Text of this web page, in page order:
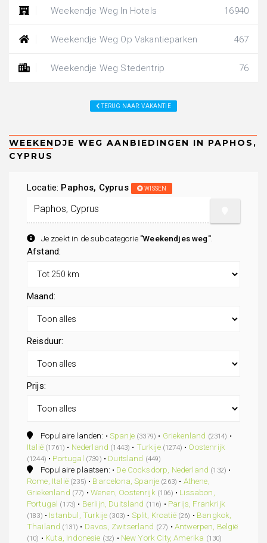
Weekendje Weg In Hotels 16940
Weekendje Weg Op Vakantieparken 467
Weekendje Weg Stedentrip 76
TERUG NAAR: VAKANTIE
Locatie: Paphos, Cyprus WISSEN
Je zoekt in de subcategorie "Weekendjes weg".
Afstand:
Maand:
Reisduur:
Prijs:
Populaire landen: •Spanje (3379) • Griekenland (2314) •
Italië (1761) • Nederland (1443) • Turkije (1274) • Oostenrijk
(1244) • Portugal (739) • Duitsland (449)
Populaire plaatsen: • De Cocksdorp, Nederland (132) •
Rome, Italië (235) • Barcelona, Spanje (263) • Athene,
Griekenland (77) •Wenen, Oostenrijk (106) • Lissabon,
Portugal (173) • Berlijn, Duitsland (116) • Parijs, Frankrijk
(183) • Istanbul, Turkije (303) • Split, Kroatië (26) • Bangkok,
Thailand (131) • Davos, Zwitserland (27) • Antwerpen, België
(10) • Kuta, Indonesie (32) • New York City, Amerika (130)